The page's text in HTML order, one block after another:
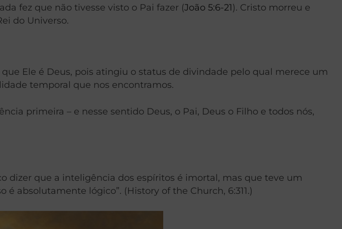
fez que não tivesse visto o Pai fazer (João 5:6-21). Cristo morreu e
do Universo.
Ele é Deus, pois atingiu o status de divindade pelo qual merece um
temporal que nos encontramos.
primeira – e nesse sentido Deus, o Pai, Deus o Filho e todos nós,
dizer que a inteligência dos espíritos é imortal, mas que teve um
absolutamente lógico”. (History of the Church, 6:311.)